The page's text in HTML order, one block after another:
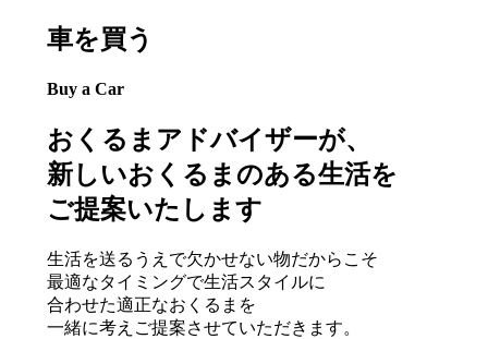
車を買う
Buy a Car
おくるまアドバイザーが、
新しいおくるまのある生活を
ご提案いたします
生活を送るうえで欠かせない物だからこそ
最適なタイミングで生活スタイルに
合わせた適正なおくるまを
一緒に考えご提案させていただきます。